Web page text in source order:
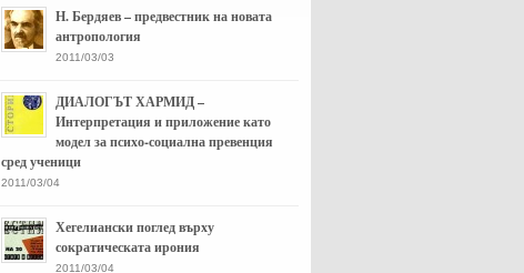
Н. Бердяев – предвестник на новата
антропология
2011/03/03
ДИАЛОГЪТ ХАРМИД –
Интерпретация и приложение като
модел за психо-социална превенция
сред ученици
2011/03/04
Хегелиански поглед върху
сократическата ирония
2011/03/04